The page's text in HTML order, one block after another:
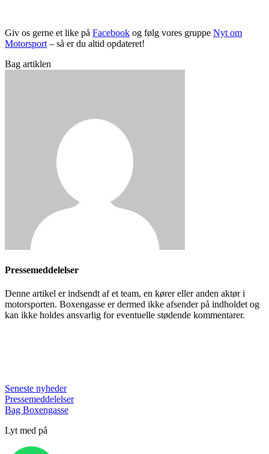
Giv os gerne et like på Facebook og følg vores gruppe Nyt om
Motorsport – så er du altid opdateret!
Bag artiklen
Pressemeddelelser
Denne artikel er indsendt af et team, en kører eller anden aktør i
motorsporten. Boxengasse er dermed ikke afsender på indholdet og
kan ikke holdes ansvarlig for eventuelle stødende kommentarer.
Seneste nyheder
Pressemeddelelser
Bag Boxengasse
Lyt med på